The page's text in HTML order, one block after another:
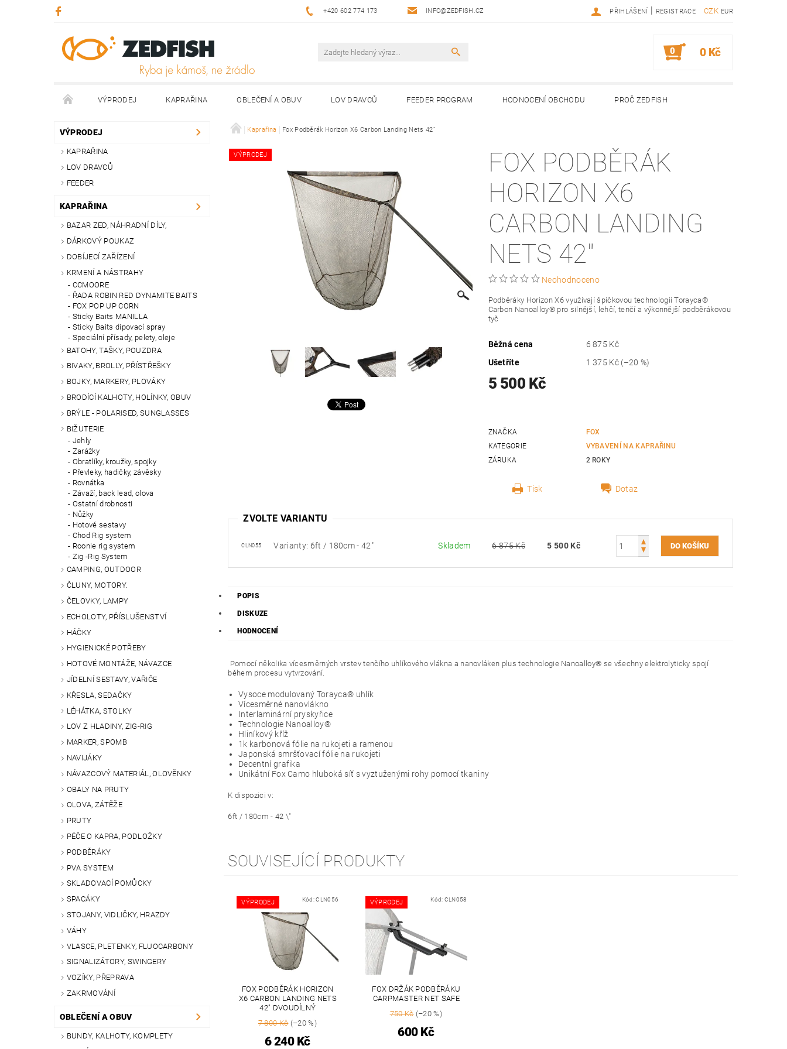
+420 602 774 173 INFO@ZEDFISH.CZ CZK EUR
PŘIHLÁŠENÍ | REGISTRACE
0 0 Kč
VÝPRODEJ KAPRAŘINA OBLEČENÍ A OBUV LOV DRAVCŮ FEEDER PROGRAM HODNOCENÍ OBCHODU PROČ ZEDFISH
KONTAKTY
VÝPRODEJ
KAPRAŘINA
LOV DRAVCŮ
FEEDER
KAPRAŘINA
BAZAR ZED, NÁHRADNÍ DÍLY,
DÁRKOVÝ POUKAZ
DOBÍJECÍ ZAŘÍZENÍ
KRMENÍ A NÁSTRAHY
CCMOORE
ŘADA ROBIN RED DYNAMITE BAITS
FOX POP UP CORN
Sticky Baits MANILLA
Sticky Baits dipovací spray
Speciální přísady, pelety, oleje
BATOHY, TAŠKY, POUZDRA
BIVAKY, BROLLY, PŘÍSTŘEŠKY
BOJKY, MARKERY, PLOVÁKY
BRODÍCÍ KALHOTY, HOLÍNKY, OBUV
BRÝLE - POLARISED, SUNGLASSES
BIŽUTERIE
Jehly
Zarážky
Obratlíky, kroužky, spojky
Převleky, hadičky, závěsky
Rovnátka
Závaží, back lead, olova
Ostatní drobnosti
Nůžky
Hotové sestavy
Chod Rig system
Roonie rig system
Zig -Rig System
CAMPING, OUTDOOR
ČLUNY, MOTORY.
ČELOVKY, LAMPY
ECHOLOTY, PŘÍSLUŠENSTVÍ
HÁČKY
HYGIENICKÉ POTŘEBY
HOTOVÉ MONTÁŽE, NÁVAZCE
JÍDELNÍ SESTAVY, VAŘIČE
KŘESLA, SEDAČKY
LÉHÁTKA, STOLKY
LOV Z HLADINY, ZIG-RIG
MARKER, SPOMB
NAVIJÁKY
NÁVAZCOVÝ MATERIÁL, OLOVĚNKY
OBALY NA PRUTY
OLOVA, ZÁTĚŽE
PRUTY
PÉČE O KAPRA, PODLOŽKY
PODBĚRÁKY
PVA SYSTEM
SKLADOVACÍ POMŮCKY
SPACÁKY
STOJANY, VIDLIČKY, HRAZDY
VÁHY
VLASCE, PLETENKY, FLUOCARBONY
SIGNALIZÁTORY, SWINGERY
VOZÍKY, PŘEPRAVA
ZAKRMOVÁNÍ
OBLEČENÍ A OBUV
BUNDY, KALHOTY, KOMPLETY
Kaprařina Fox Podběrák Horizon X6 Carbon Landing Nets 42"
VÝPRODEJ
FOX PODBĚRÁK
HORIZON X6
CARBON LANDING
NETS 42"
Neohodnoceno
Podběráky Horizon X6 využívají špičkovou technologii Torayca®
Carbon Nanoalloy® pro silnější, lehčí, tenčí a výkonnější podběrákovou
tyč
Běžná cena
6 875 Kč
Ušetříte
1 375 Kč (–20 %)
5 500 Kč
ZNAČKA
FOX
KATEGORIE
VYBAVENÍ NA KAPRAŘINU
ZÁRUKA
2 ROKY
Tisk Dotaz
ZVOLTE VARIANTU
CLN055 Varianty: 6ft / 180cm - 42" Skladem 6 875 Kč 5 500 Kč
POPIS
DISKUZE
HODNOCENÍ
Pomocí několika vícesměrných vrstev tenčího uhlíkového vlákna a nanovláken plus technologie Nanoalloy® se všechny elektrolyticky spojí
během procesu vytvrzování.
Vysoce modulovaný Torayca® uhlík
Vícesměrné nanovlákno
Interlaminární pryskyřice
Technologie Nanoalloy®
Hliníkový kříž
1k karbonová fólie na rukojeti a ramenou
Japonská smršťovací fólie na rukojeti
Decentní grafika
Unikátní Fox Camo hluboká síť s vyztuženými rohy pomocí tkaniny
K dispozici v:
6ft / 180cm - 42 \"
SOUVISEJÍCÍ PRODUKTY
VÝPRODEJ Kód:CLN056
FOX PODBĚRÁK HORIZON
X6 CARBON LANDING NETS
42" DVOUDÍLNÝ
7 800 Kč(–20 %)
6 240 Kč
VÝPRODEJ Kód: CLN058
FOX DRŽÁK PODBĚRÁKU
CARPMASTER NET SAFE
750 Kč(–20 %)
600 Kč